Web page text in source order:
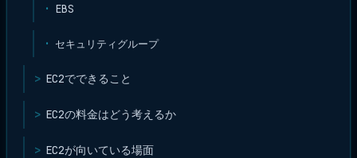
EBS
セキュリティグループ
EC2でできること
EC2の料金はどう考えるか
EC2が向いている場面